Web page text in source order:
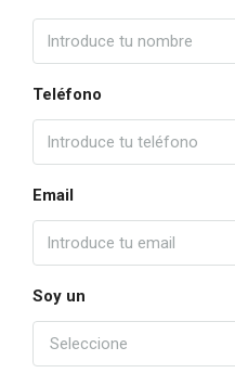
Teléfono
Email
Soy un
Seleccione